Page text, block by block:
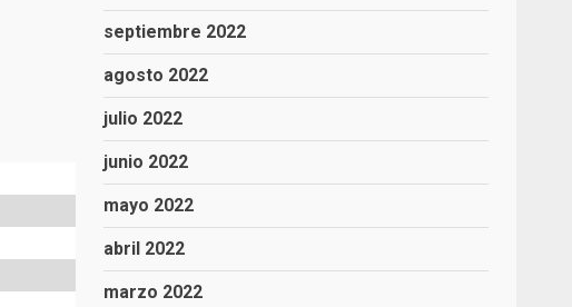
septiembre 2022
agosto 2022
julio 2022
junio 2022
mayo 2022
abril 2022
marzo 2022